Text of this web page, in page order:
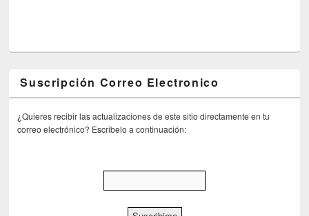
Suscripción Correo Electronico
¿Quieres recibir las actualizaciones de este sitio directamente en tu
correo electrónico? Escribelo a continuación: